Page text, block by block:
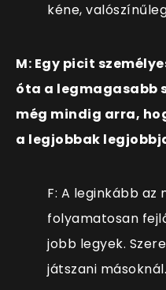
kéne,
M: Egy picit
óta a legmagasabb
még mindig arra,
a legjobbak
F: A leginkább az
folyamatosan
jobb legyek.
játszani másoknál.